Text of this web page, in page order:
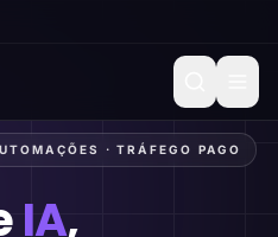
· TRÁFEGO PAGO
IA,